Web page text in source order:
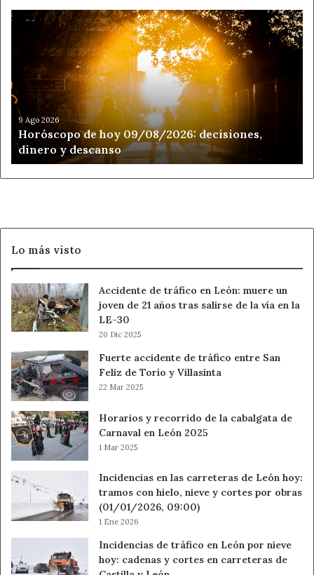
Horóscopo
09/08/2026:
decisiones,
dinero
y
descanso
9 Ago 2026
Horóscopo de hoy 09/08/2026: decisiones,
dinero y descanso
Lo más visto
Accidente de tráfico en León: muere un
joven de 21 años tras salirse de la vía en la
LE-30
20 Dic 2025
Fuerte accidente de tráfico entre San
Feliz de Torío y Villasinta
22 Mar 2025
Horarios y recorrido de la cabalgata de
Carnaval en León 2025
1 Mar 2025
Incidencias en las carreteras de León hoy:
tramos con hielo, nieve y cortes por obras
(01/01/2026, 09:00)
1 Ene 2026
Incidencias de tráfico en León por nieve
hoy: cadenas y cortes en carreteras de